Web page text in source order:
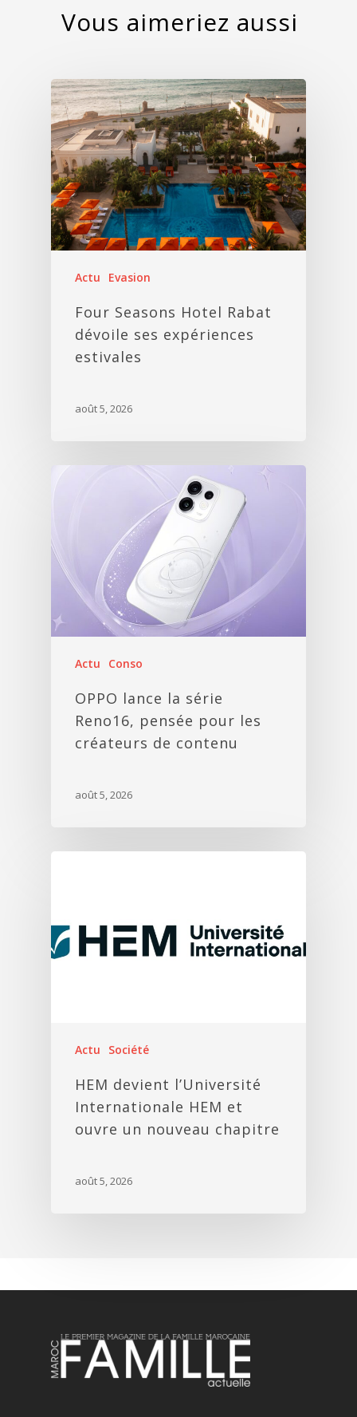
Actu Evasion
Four Seasons Hotel Rabat
dévoile ses expériences
estivales
août 5, 2026
Actu Conso
OPPO lance la série
Reno16, pensée pour les
créateurs de contenu
août 5, 2026
Actu Société
HEM devient l’Université
Internationale HEM et
ouvre un nouveau chapitre
août 5, 2026